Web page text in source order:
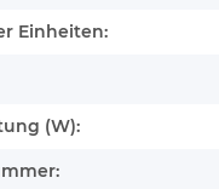
Einheiten:
(W):